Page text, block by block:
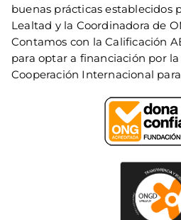
buenas prácticas establecidos
Lealtad y la Coordinadora de
Contamos con la Calificación
para optar a financiación por
Cooperación Internacional